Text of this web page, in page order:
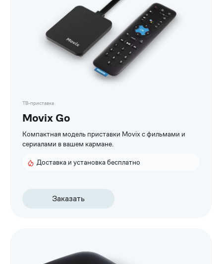
ТВ-приставка
Movix Go
Компактная модель приставки Movix с фильмами и
сериалами в вашем кармане.
Доставка и установка бесплатно
Заказать